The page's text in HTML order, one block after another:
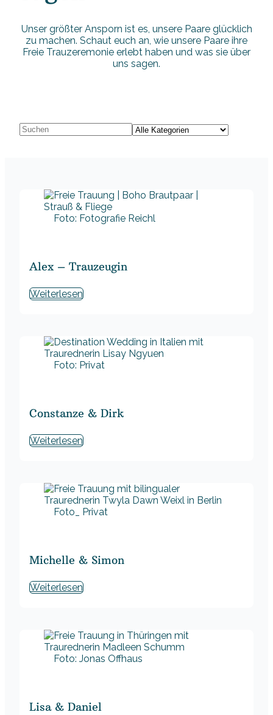
Unser größter Ansporn ist es, unsere Paare glücklich
zu machen. Schaut euch an, wie unsere Paare ihre
Freie Trauzeremonie erlebt haben und was sie über
uns sagen.
Foto: Fotografie Reichl
Alex – Trauzeugin
Weiterlesen
Foto: Privat
Constanze & Dirk
Weiterlesen
Foto_ Privat
Michelle & Simon
Weiterlesen
Foto: Jonas Offhaus
Lisa & Daniel